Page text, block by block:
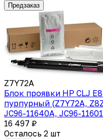
Предзаказ
Z7Y72A
Блок проявки HP CLJ
пурпурный (Z7Y72A,
JC96-11640A, JC96-
16 497 ₽
Осталось 2 шт